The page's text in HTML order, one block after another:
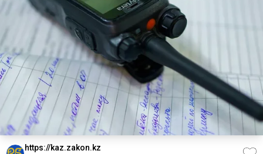
https://kaz.zakon.kz